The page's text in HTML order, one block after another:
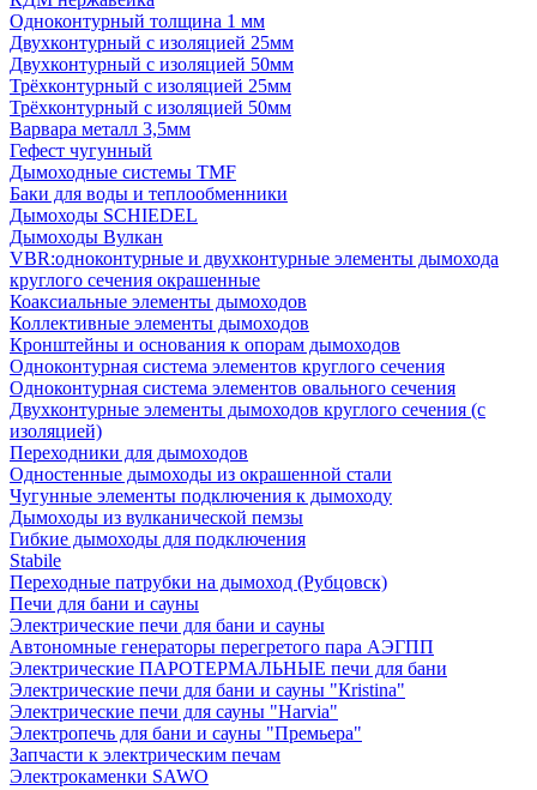
Одноконтурный толщина 1 мм
Двухконтурный с изоляцией 25мм
Двухконтурный с изоляцией 50мм
Трёхконтурный с изоляцией 25мм
Трёхконтурный с изоляцией 50мм
Варвара металл 3,5мм
Гефест чугунный
Дымоходные системы TMF
Баки для воды и теплообменники
Дымоходы SCHIEDEL
Дымоходы Вулкан
VBR:одноконтурные и двухконтурные элементы дымохода
круглого сечения окрашенные
Коаксиальные элементы дымоходов
Коллективные элементы дымоходов
Кронштейны и основания к опорам дымоходов
Одноконтурная система элементов круглого сечения
Одноконтурная система элементов овального сечения
Двухконтурные элементы дымоходов круглого сечения (с
изоляцией)
Переходники для дымоходов
Одностенные дымоходы из окрашенной стали
Чугунные элементы подключения к дымоходу
Дымоходы из вулканической пемзы
Гибкие дымоходы для подключения
Stabile
Переходные патрубки на дымоход (Рубцовск)
Печи для бани и сауны
Электрические печи для бани и сауны
Автономные генераторы перегретого пара АЭГПП
Электрические ПАРОТЕРМАЛЬНЫЕ печи для бани
Электрические печи для бани и сауны "Кristina"
Электрические печи для сауны "Harvia"
Электропечь для бани и сауны "Премьера"
Запчасти к электрическим печам
Электрокаменки SAWO